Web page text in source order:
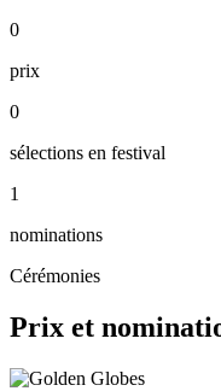
0
prix
0
sélections en festival
1
nominations
Cérémonies
Prix et